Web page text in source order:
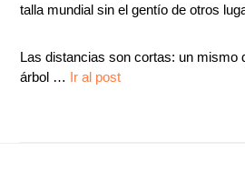
talla mundial sin el gentío de otros
Las distancias son cortas: un mismo
árbol … Ir al post